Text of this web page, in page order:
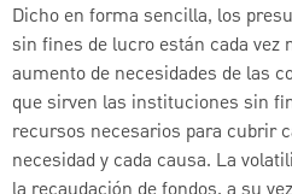
Dicho en forma sencilla, los
sin fines de lucro están cada vez
aumento de necesidades de las
que sirven las instituciones sin
recursos necesarios para cubrir
necesidad y cada causa. La